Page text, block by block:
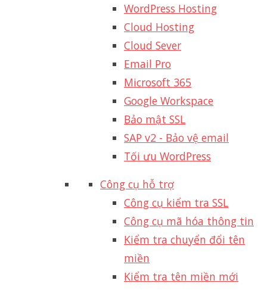
WordPress Hosting
Cloud Hosting
Cloud Sever
Email Pro
Microsoft 365
Google Workspace
Bảo mật SSL
SAP v2 - Bảo vệ email​
Tối ưu WordPress
Công cụ hỗ trợ
Công cụ kiểm tra SSL
Công cụ mã hóa thông tin
Kiểm tra chuyển đổi tên
miền
Kiểm tra tên miền mới